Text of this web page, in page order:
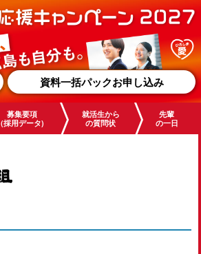
資料一括パックお申し込み
募集要項
(採用データ)
就活生から
の質問状
先輩
の一日